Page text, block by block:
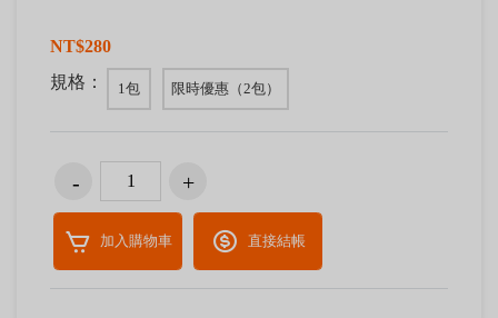
NT$280
規格：
1包 限時優惠（2包）
加入購物車 直接結帳